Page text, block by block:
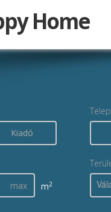
Kiadó
m2